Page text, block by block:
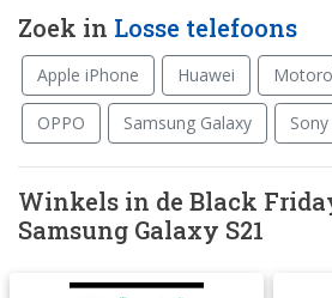
Zoek in Losse telefoons
Apple iPhone Huawei
OPPO Samsung Galaxy
Winkels in de Black
Samsung Galaxy S21